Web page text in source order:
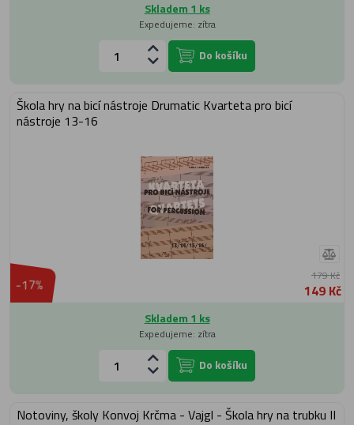
Skladem 1 ks
Expedujeme: zítra
Do košíku
Škola hry na bicí nástroje Drumatic Kvarteta pro bicí
nástroje 13-16
-17% 179 Kč
149 Kč
Skladem 1 ks
Expedujeme: zítra
Do košíku
Notoviny, školy Konvoj Krčma - Vajgl - Škola hry na trubku II